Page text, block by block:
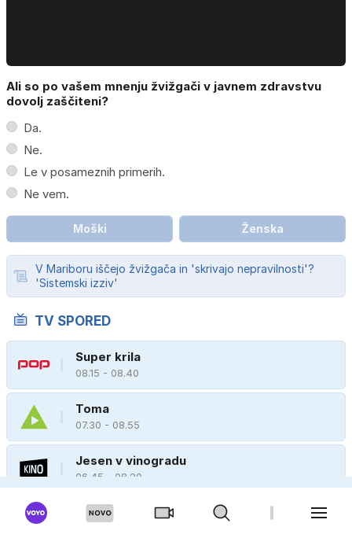
Ali so po vašem mnenju žvižgači v javnem zdravstvu
dovolj zaščiteni?
Da.
Ne.
Le v posameznih primerih.
Ne vem.
Moški Ženska
V Mariboru iščejo žvižgača in 'skrivajo nepravilnosti'?
'Sistemski izziv'
TV SPORED
Super krila
08.15 - 08.40
Toma
07.30 - 08.55
Jesen v vinogradu
06.45 - 08.20
Veliki pokovci